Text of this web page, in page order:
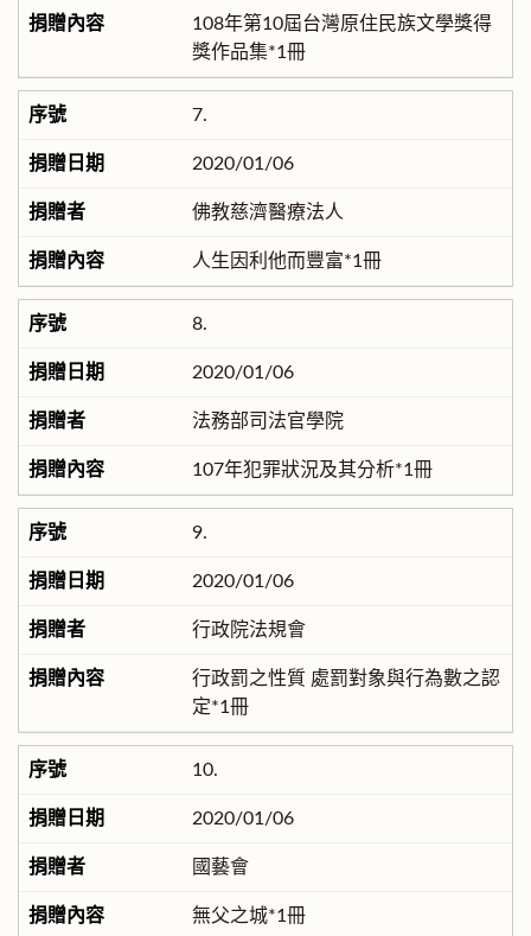
108年第10屆台灣原住民族文學獎得
獎作品集*1冊
7.
2020/01/06
佛教慈濟醫療法人
人生因利他而豐富*1冊
8.
2020/01/06
法務部司法官學院
107年犯罪狀況及其分析*1冊
9.
2020/01/06
行政院法規會
行政罰之性質 處罰對象與行為數之認
定*1冊
10.
2020/01/06
國藝會
無父之城*1冊